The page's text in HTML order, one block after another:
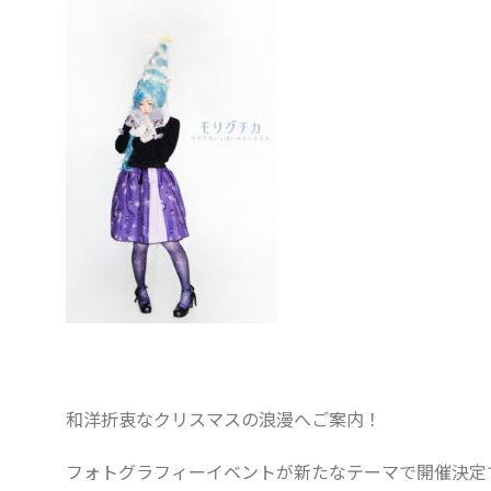
和洋折衷なクリスマスの浪漫へご案内！
フォトグラフィーイベントが新たなテーマで開催決定